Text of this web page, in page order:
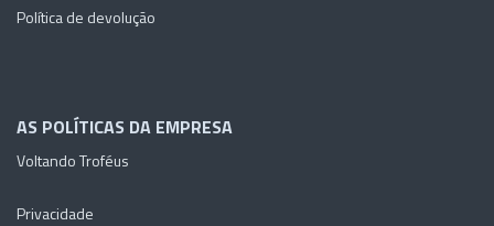
Política de devolução
AS POLÍTICAS DA EMPRESA
Voltando Troféus
Privacidade